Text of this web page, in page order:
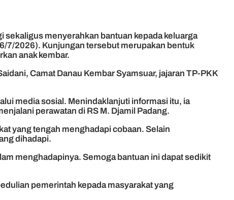
sekaligus menyerahkan bantuan kepada keluarga
7/2026). Kunjungan tersebut merupakan bentuk
anak kembar.
Camat Danau Kembar Syamsuar, jajaran TP-PKK
media sosial. Menindaklanjuti informasi itu, ia
perawatan di RS M. Djamil Padang.
yang tengah menghadapi cobaan. Selain
dihadapi.
menghadapinya. Semoga bantuan ini dapat sedikit
pemerintah kepada masyarakat yang